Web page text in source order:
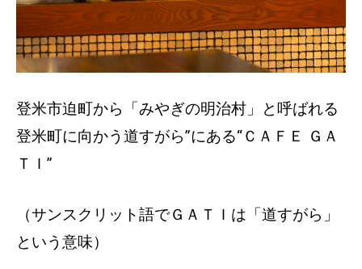
登米市迫町から「みやぎの明治村」と呼ばれる
登米町に向かう道すがら”にある“ＣＡＦＥ ＧＡ
ＴＩ”
（サンスクリット語でＧＡＴＩは「道すがら」
という意味）